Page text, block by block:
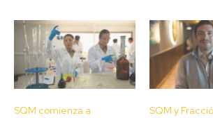
SQM comienza a SQM y